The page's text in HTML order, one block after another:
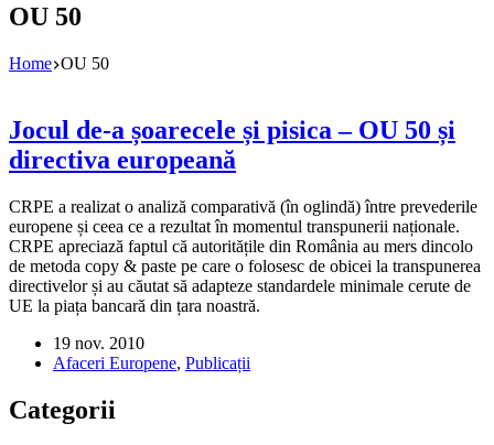
OU 50
Home OU 50
Jocul de-a șoarecele și pisica – OU 50 și
directiva europeană
CRPE a realizat o analiză comparativă (în oglindă) între prevederile
europene și ceea ce a rezultat în momentul transpunerii naționale.
CRPE apreciază faptul că autoritățile din România au mers dincolo
de metoda copy & paste pe care o folosesc de obicei la transpunerea
directivelor și au căutat să adapteze standardele minimale cerute de
UE la piața bancară din țara noastră.
19 nov. 2010
Afaceri Europene, Publicații
Categorii